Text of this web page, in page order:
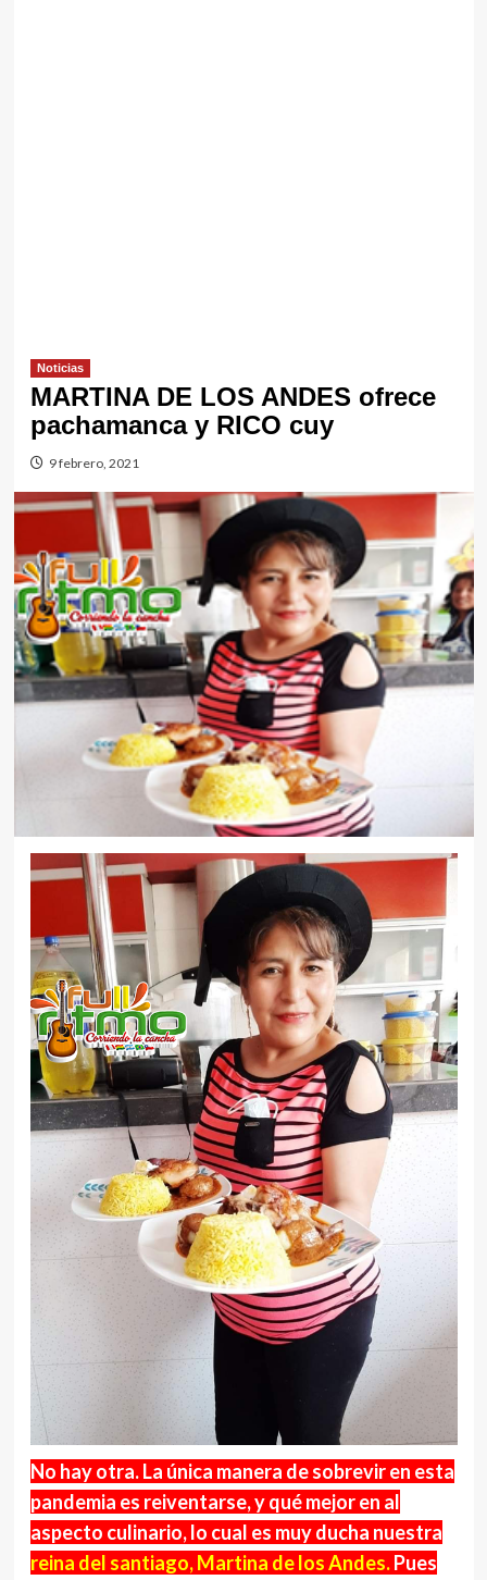
Noticias
MARTINA DE LOS ANDES ofrece
pachamanca y RICO cuy
9 febrero, 2021
No hay otra. La única manera de sobrevir en esta
pandemia es reiventarse, y qué mejor en al
aspecto culinario, lo cual es muy ducha nuestra
reina del santiago, Martina de los Andes.Pues